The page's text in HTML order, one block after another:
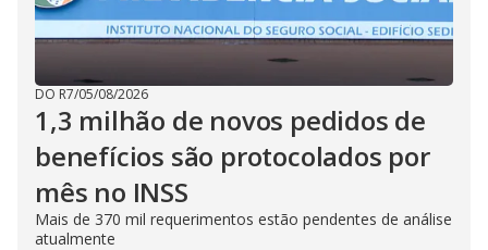
DO R7/05/08/2026
1,3 milhão de novos pedidos de
benefícios são protocolados por
mês no INSS
Mais de 370 mil requerimentos estão pendentes de análise
atualmente